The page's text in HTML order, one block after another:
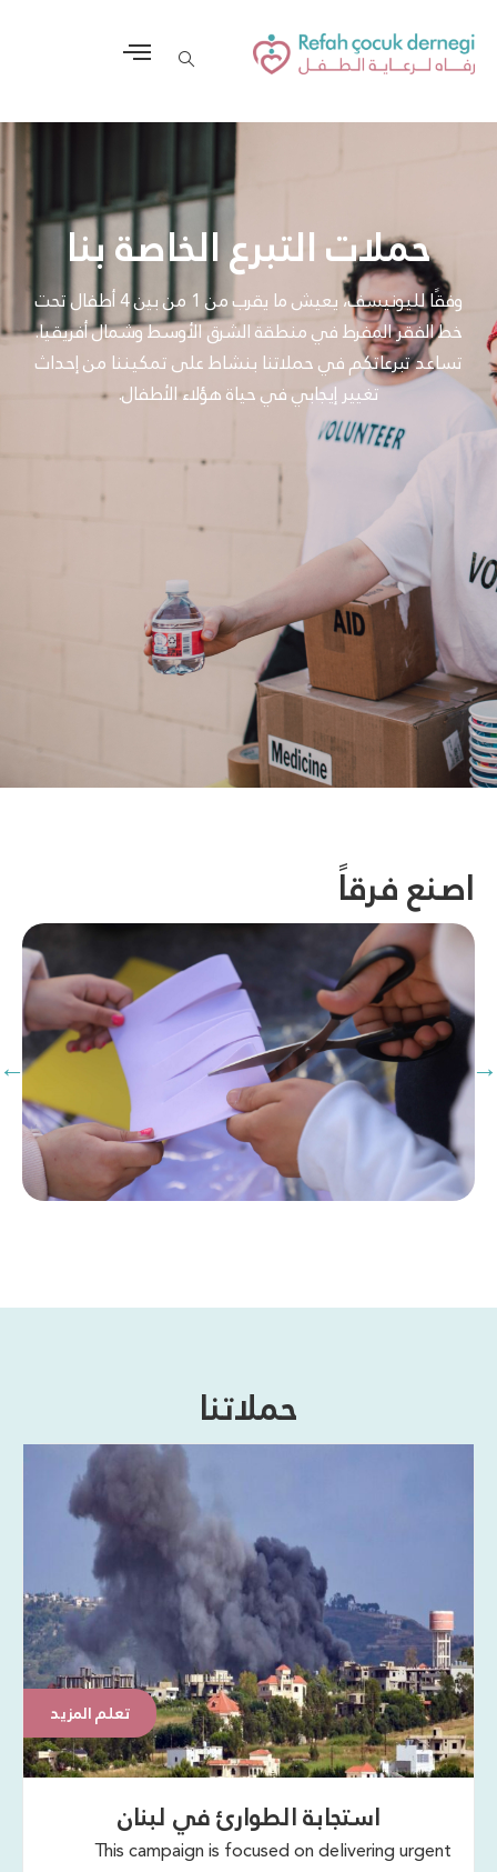
حملات التبرع الخاصة بنا
وفقًا لليونيسف، يعيش ما يقرب من 1 من بين 4 أطفال تحت
خط الفقر المفرط في منطقة الشرق الأوسط وشمال أفريقيا.
تساعد تبرعاتكم في حملاتنا بنشاط على تمكيننا من إحداث
تغيير إيجابي في حياة هؤلاء الأطفال.
اصنع فرقاً
حملاتنا
تعلم المزيد
استجابة الطوارئ في لبنان
This campaign is focused on delivering urgent